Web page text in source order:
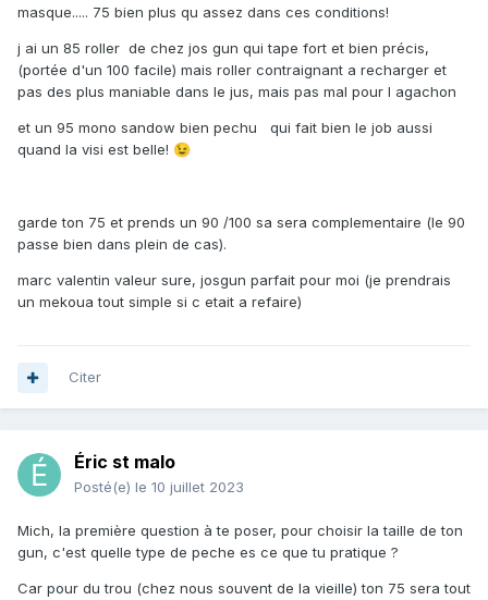
masque..... 75 bien plus qu assez dans ces conditions!
j ai un 85 roller de chez jos gun qui tape fort et bien précis,
(portée d'un 100 facile) mais roller contraignant a recharger et
pas des plus maniable dans le jus, mais pas mal pour l agachon
et un 95 mono sandow bien pechu qui fait bien le job aussi
quand la visi est belle! 😉
garde ton 75 et prends un 90 /100 sa sera complementaire (le 90
passe bien dans plein de cas).
marc valentin valeur sure, josgun parfait pour moi (je prendrais
un mekoua tout simple si c etait a refaire)
Citer
Éric st malo
Posté(e) le 10 juillet 2023
Mich, la première question à te poser, pour choisir la taille de ton
gun, c'est quelle type de peche es ce que tu pratique ?
Car pour du trou (chez nous souvent de la vieille) ton 75 sera tout